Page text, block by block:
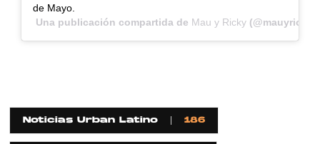
de Mayo.
Una publicación compartida de Mau y Ricky
Noticias Urban Latino 186